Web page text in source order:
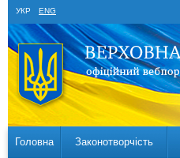
УКР ENG
Головна Законотворчість